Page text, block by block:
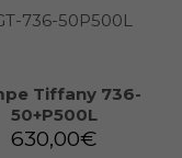
Tiffany 736-
50+P500L
630,00€